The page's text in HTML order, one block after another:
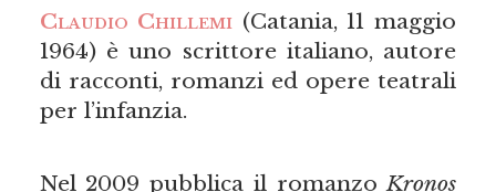
Claudio Chillemi(Catania, 11 maggio
1964) è uno scrittore italiano, autore
di racconti, romanzi ed opere teatrali
per l’infanzia.
Nel 2009 pubblica il romanzo Kronos